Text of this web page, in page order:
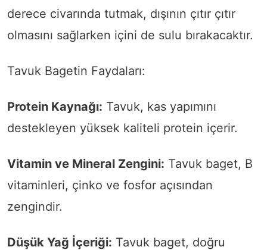
derece civarında tutmak, dışının çıtır çıtır
olmasını sağlarken içini de sulu bırakacaktır.
Tavuk Bagetin Faydaları:
Protein Kaynağı: Tavuk, kas yapımını
destekleyen yüksek kaliteli protein içerir.
Vitamin ve Mineral Zengini: Tavuk baget, B
vitaminleri, çinko ve fosfor açısından
zengindir.
Düşük Yağ İçeriği: Tavuk baget, doğru